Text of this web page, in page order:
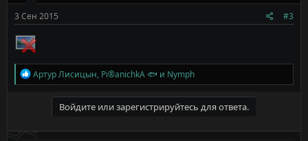
3 Сен 2015 #3
Р
е
Артур Лисицын, Pi®anichkA 🐟 и Nymph
Войдите или зарегистрируйтесь для ответа.